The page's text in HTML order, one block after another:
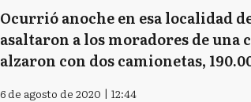
Ocurrió anoche en esa localidad
asaltaron a los moradores de una
alzaron con dos camionetas,
6 de agosto de 2020 | 12:44